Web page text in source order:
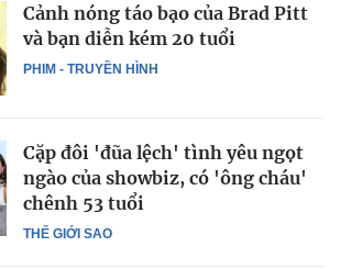
PHIM - TRUYỀN HÌNH
Cảnh nóng táo bạo của Brad Pitt
và bạn diễn kém 20 tuổi
THẾ GIỚI SAO
Cặp đôi 'đũa lệch' tình yêu ngọt
ngào của showbiz, có 'ông cháu'
chênh 53 tuổi